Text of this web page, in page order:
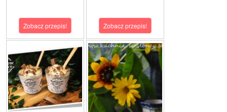
Zobacz przepis! Zobacz przepis!